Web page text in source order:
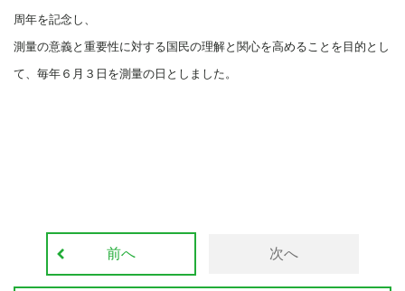
周年を記念し、
測量の意義と重要性に対する国民の理解と関心を高めることを目的とし
て、毎年６月３日を測量の日としました。
前へ 次へ